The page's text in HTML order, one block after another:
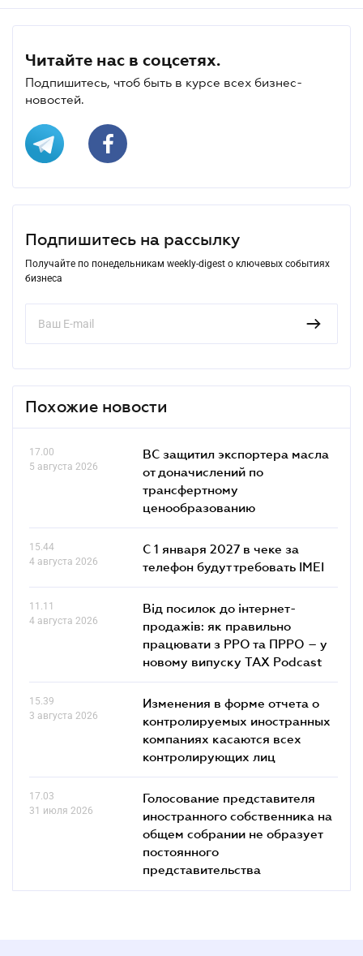
Читайте нас в соцсетях.
Подпишитесь, чтоб быть в курсе всех бизнес-
новостей.
Подпишитесь на рассылку
Получайте по понедельникам weekly-digest о ключевых событиях
бизнеса
Похожие новости
17.00
5 августа 2026
ВС защитил экспортера масла
от доначислений по
трансфертному
ценообразованию
15.44
4 августа 2026
С 1 января 2027 в чеке за
телефон будут требовать IMEI
11.11
4 августа 2026
Від посилок до інтернет-
продажів: як правильно
працювати з РРО та ПРРО – у
новому випуску TAX Podcast
15.39
3 августа 2026
Изменения в форме отчета о
контролируемых иностранных
компаниях касаются всех
контролирующих лиц
17.03
31 июля 2026
Голосование представителя
иностранного собственника на
общем собрании не образует
постоянного
представительства